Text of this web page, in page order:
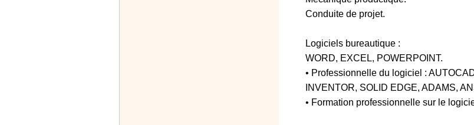
Conduite de projet.
Logiciels bureautique :
WORD, EXCEL, POWERPOINT.
• Professionnelle du logiciel :
INVENTOR, SOLID EDGE, ADAMS,
• Formation professionnelle sur le